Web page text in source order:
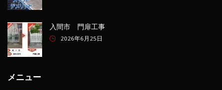
入間市 門扉工事
2026年6月25日
メニュー